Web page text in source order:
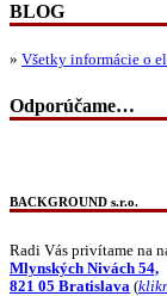
BLOG
» Všetky informácie o
Odporúčame…
BACKGROUND s.r.o.
Radi Vás privítame na
Mlynských Nivách 54,
821 05 Bratislava (